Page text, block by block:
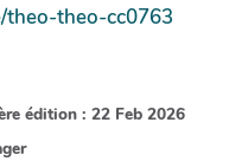
theo-theo-cc0763
édition : 22 Feb 2026